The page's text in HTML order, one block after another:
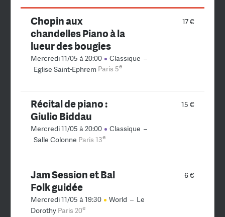
17 €
Chopin aux
chandelles Piano à la
lueur des bougies
Mercredi 11/05 à 20:00 Classique –
Eglise Saint-Ephrem Paris 5e
15 €
Récital de piano :
Giulio Biddau
Mercredi 11/05 à 20:00 Classique –
Salle Colonne Paris 13e
6 €
Jam Session et Bal
Folk guidée
Mercredi 11/05 à 19:30 World – Le
Dorothy Paris 20e